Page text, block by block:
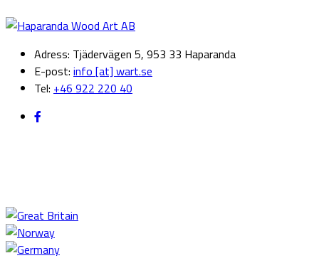
Adress: Tjädervägen 5, 953 33 Haparanda
E-post: info [at] wart.se
Tel: +46 922 220 40